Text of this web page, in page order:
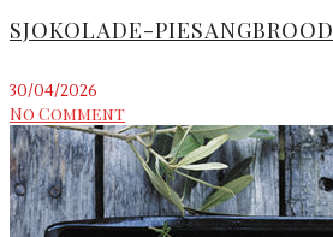
SJOKOLADE-PIESANGBROOD
30/04/2026
No Comment